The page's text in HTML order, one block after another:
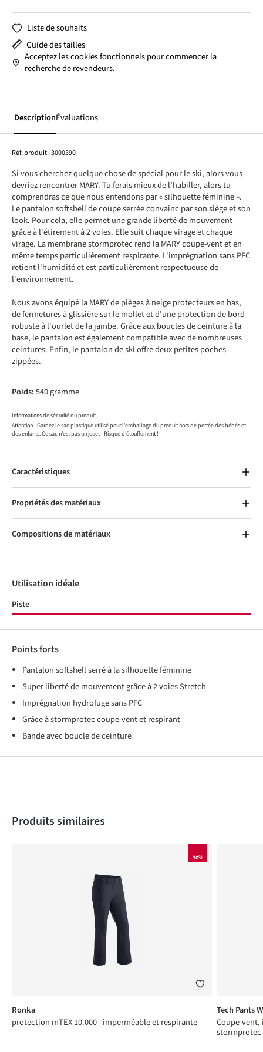
Liste de souhaits
Guide des tailles
Acceptez les cookies fonctionnels pour commencer la
recherche de revendeurs.
DescriptionÉvaluations
Réf. produit :3000390
Si vous cherchez quelque chose de spécial pour le ski, alors vous
devriez rencontrer MARY. Tu ferais mieux de l’habiller, alors tu
comprendras ce que nous entendons par « silhouette féminine ».
Le pantalon softshell de coupe serrée convainc par son siège et son
look. Pour cela, elle permet une grande liberté de mouvement
grâce à l'étirement à 2 voies. Elle suit chaque virage et chaque
virage. La membrane stormprotec rend la MARY coupe-vent et en
même temps particulièrement respirante. L'imprégnation sans PFC
retient l'humidité et est particulièrement respectueuse de
l'environnement.
Nous avons équipé la MARY de pièges à neige protecteurs en bas,
de fermetures à glissière sur le mollet et d'une protection de bord
robuste à l'ourlet de la jambe. Grâce aux boucles de ceinture à la
base, le pantalon est également compatible avec de nombreuses
ceintures. Enfin, le pantalon de ski offre deux petites poches
zippées.
Poids:540 gramme
Informations de sécurité du produit
Attention ! Gardez le sac plastique utilisé pour l'emballage du produit hors de portée des bébés et
des enfants. Ce sac n'est pas un jouet ! Risque d'étouffement !
Caractéristiques
Propriétés des matériaux
Compositions de matériaux
Utilisation idéale
Piste
Points forts
Pantalon softshell serré à la silhouette féminine
Super liberté de mouvement grâce à 2 voies Stretch
Imprégnation hydrofuge sans PFC
Grâce à stormprotec coupe-vent et respirant
Bande avec boucle de ceinture
Produktgalerie überspringen
Produits similaires
30%
Ronka
protection mTEX 10.000 - imperméable et respirante
Tech Pants W
Coupe-vent,
stormprotec